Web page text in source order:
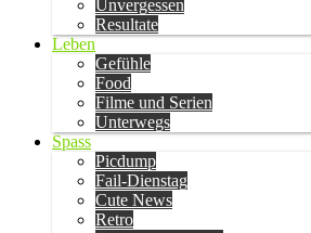
Unvergessen
Resultate
Leben
Gefühle
Food
Filme und Serien
Unterwegs
Spass
Picdump
Fail-Dienstag
Cute News
Retro